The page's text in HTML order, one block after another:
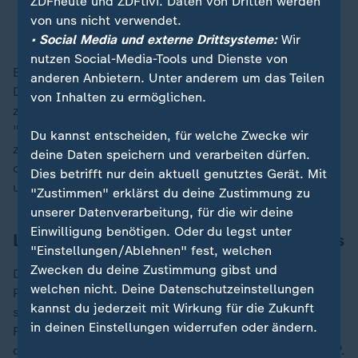
Louisa Specht-Riemenschneider, Bundesdatenschutzbeauftragte
Eine Einschränkung auf in Deutschland lebende
Deutsche und Bürger der Europäischen Union würde
zudem eine große Anzahl von Menschen
"diskriminieren", fuhr die Digitalexpertin fort. Nicht
zuletzt würden durch den erhöhten Prüfungsaufwand
die Kosten für die Anträge steigen - das sei
undemokratisch.
Linke warnt vor Aushöhlen des Gesetzes
Die Linke sprach von einem "Angriff auf die
Pressefreiheit und auf das Recht der Öffentlichkeit,
staatliches Handeln zu kontrollieren". Linken-
Fraktionsvize Clara Bünger erklärte zu den Plänen,
damit wolle sich die Regierung "unangreifbar machen".
von uns nicht verwendet.
• Social Media und externe Drittsysteme:Wir
nutzen Social-Media-Tools und Dienste von
anderen Anbietern. Unter anderem um das Teilen
von Inhalten zu ermöglichen.
Du kannst entscheiden, für welche Zwecke wir
deine Daten speichern und verarbeiten dürfen.
Dies betrifft nur dein aktuell genutztes Gerät. Mit
"Zustimmen" erklärst du deine Zustimmung zu
unserer Datenverarbeitung, für die wir deine
Einwilligung benötigen. Oder du legst unter
"Einstellungen/Ablehnen" fest, welchen
Zwecken du deine Zustimmung gibst und
welchen nicht. Deine Datenschutzeinstellungen
kannst du jederzeit mit Wirkung für die Zukunft
in deinen Einstellungen widerrufen oder ändern.